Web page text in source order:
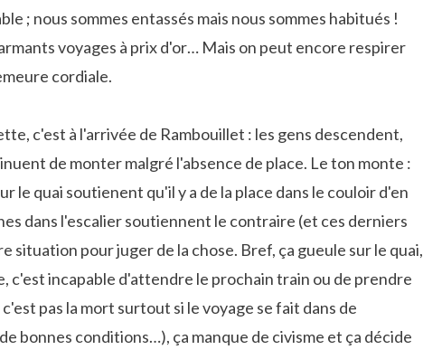
; nous sommes entassés mais nous sommes habitués !
voyages à prix d'or… Mais on peut encore respirer
cordiale.
c'est à l'arrivée de Rambouillet : les gens descendent,
de monter malgré l'absence de place. Le ton monte :
le quai soutienent qu'il y a de la place dans le couloir d'en
dans l'escalier soutiennent le contraire (et ces derniers
situation pour juger de la chose. Bref, ça gueule sur le quai,
c'est incapable d'attendre le prochain train ou de prendre
pas la mort surtout si le voyage se fait dans de
bonnes conditions…), ça manque de civisme et ça décide